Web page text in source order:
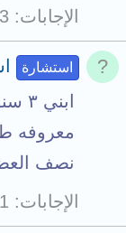
الإجابات
3
استشارة
معروفه
نصف
الإجابات
1